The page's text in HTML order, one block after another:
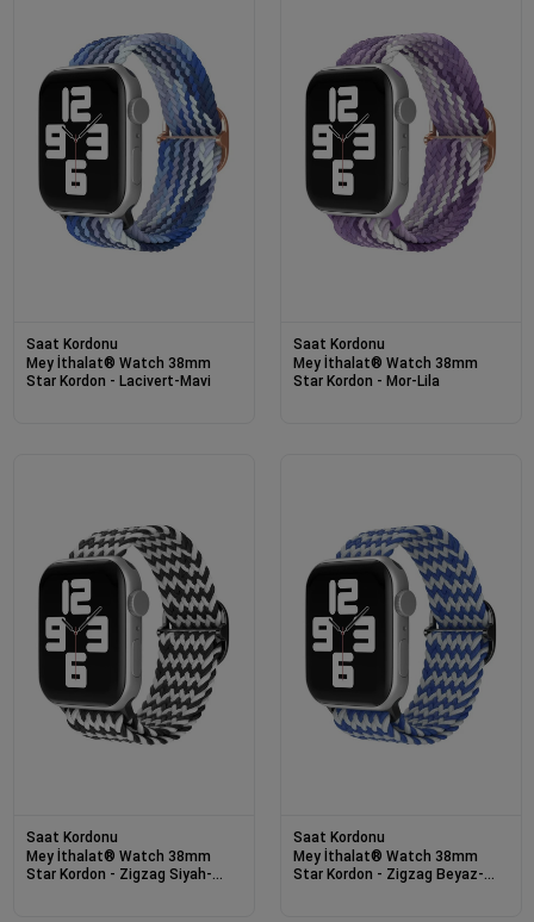
Saat Kordonu
Mey İthalat® Watch 38mm
Star Kordon - Lacivert-Mavi
Saat Kordonu
Mey İthalat® Watch 38mm
Star Kordon - Mor-Lila
Saat Kordonu
Mey İthalat® Watch 38mm
Star Kordon - Zigzag Siyah-
Saat Kordonu
Mey İthalat® Watch 38mm
Star Kordon - Zigzag Beyaz-